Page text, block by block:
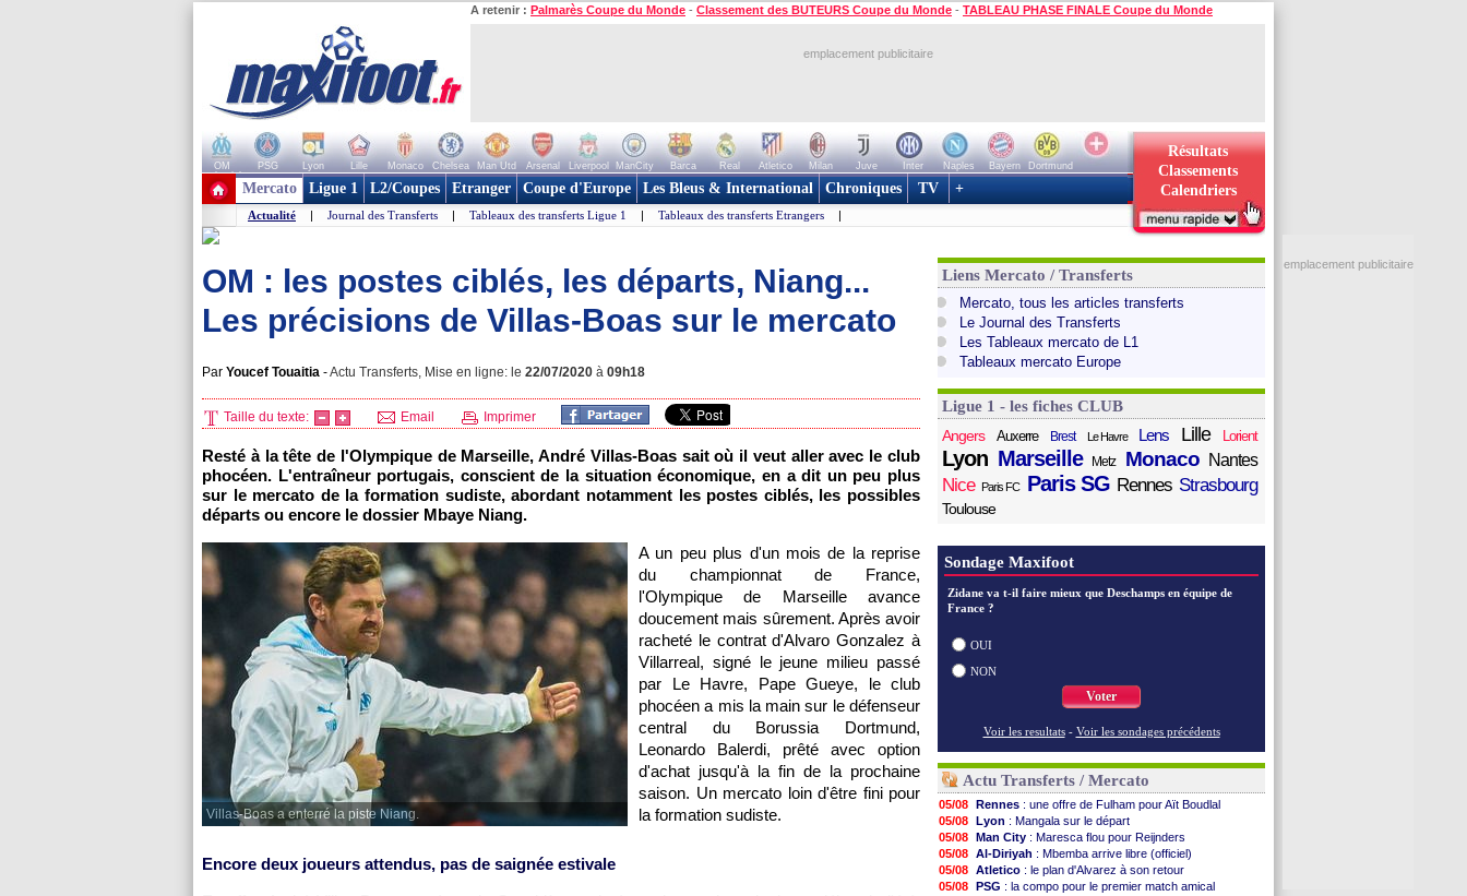
A retenir : Palmarès Coupe du Monde - Classement des BUTEURS Coupe du Monde - TABLEAU PHASE FINALE Coupe du Monde
emplacement publicitaire
OM PSG Lyon Lille Monaco Chelsea Man Utd Arsenal Liverpool ManCity Barca Real Atletico Milan Juve Inter Naples Bayern
Dortmund
+ de clubs
Résultats
Classements
Calendriers
Mercato Ligue 1 L2/Coupes Etranger Coupe d'Europe Les Bleus & International Chroniques TV +
Actualité | Journal des Transferts | Tableaux des transferts Ligue 1 | Tableaux des transferts Etrangers |
OM : les postes ciblés, les départs, Niang...
Les précisions de Villas-Boas sur le mercato
Par Youcef Touaitia -Actu Transferts, Mise en ligne: le 22/07/2020 à 09h18
Taille du texte: Email Imprimer
Resté à la tête de l'Olympique de Marseille, André Villas-Boas sait où il veut aller avec le club
phocéen. L'entraîneur portugais, conscient de la situation économique, en a dit un peu plus
sur le mercato de la formation sudiste, abordant notamment les postes ciblés, les possibles
départs ou encore le dossier Mbaye Niang.
Villas-Boas a enterré la piste Niang.
A un peu plus d'un mois de la reprise
du championnat de France,
l'Olympique de Marseille avance
doucement mais sûrement. Après avoir
racheté le contrat d'Alvaro Gonzalez à
Villarreal, signé le jeune milieu passé
par Le Havre, Pape Gueye, le club
phocéen a mis la main sur le défenseur
central du Borussia Dortmund,
Leonardo Balerdi, prêté avec option
d'achat jusqu'à la fin de la prochaine
saison. Un mercato loin d'être fini pour
la formation sudiste.
Encore deux joueurs attendus, pas de saignée estivale
Liens Mercato / Transferts
Mercato, tous les articles transferts
Le Journal des Transferts
Les Tableaux mercato de L1
Tableaux mercato Europe
Ligue 1 - les fiches CLUB
Angers
Auxerre Brest Le Havre Lens Lille Lorient
Lyon Marseille Metz Monaco Nantes
Nice Paris FC Paris SG Rennes Strasbourg
Toulouse
Sondage Maxifoot
Zidane va t-il faire mieux que Deschamps en équipe de
France ?
OUI
NON
Voter
Voir les resultats - Voir les sondages précédents
Actu Transferts / Mercato
05/08 Rennes : une offre de Fulham pour Aït Boudlal
05/08 Lyon : Mangala sur le départ
05/08 Man City : Maresca flou pour Reijnders
05/08 Al-Diriyah : Mbemba arrive libre (officiel)
05/08 Atletico : le plan d'Alvarez à son retour
05/08 PSG : la compo pour le premier match amical
emplacement publicitaire